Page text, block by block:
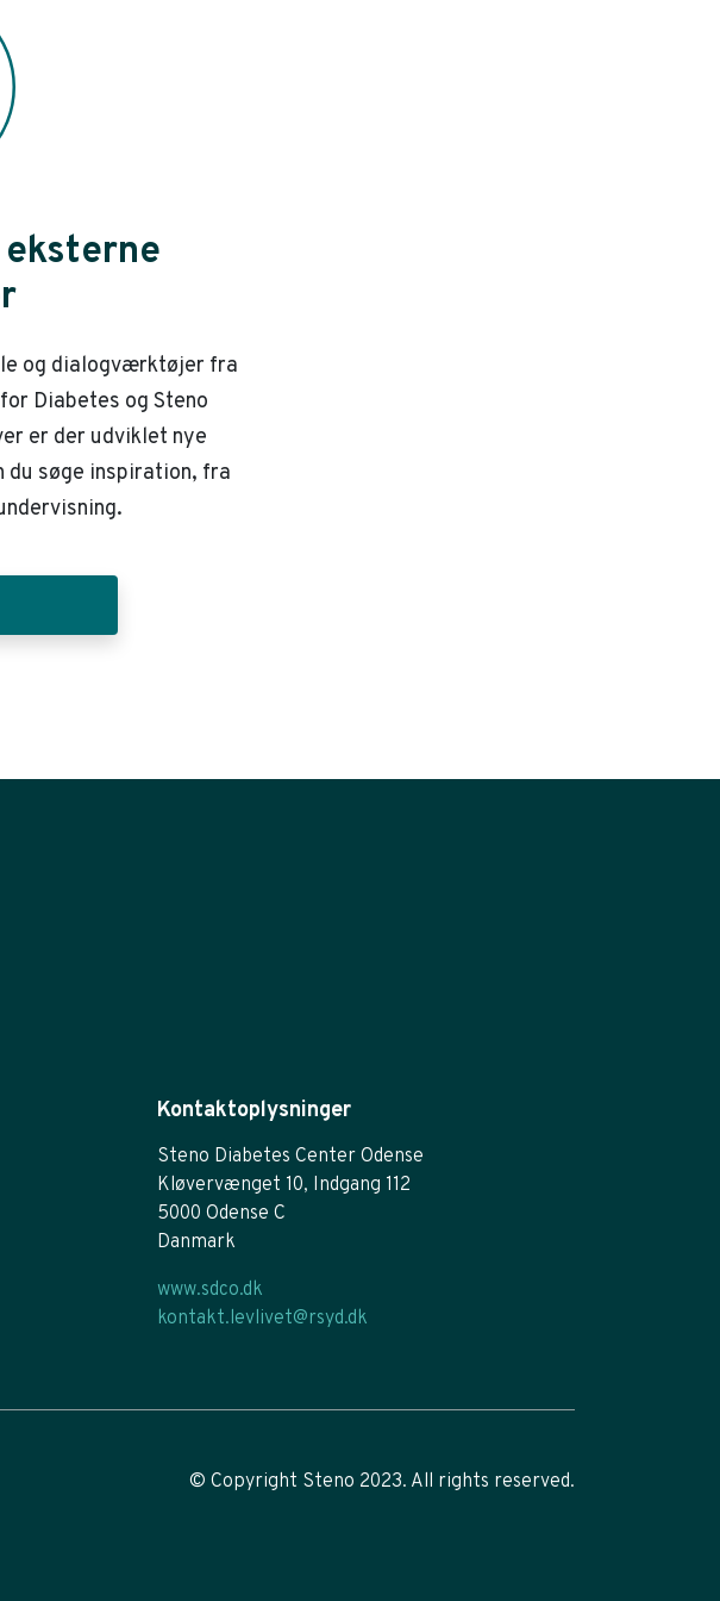
og dialogværktøjer fra
Diabetes og Steno
er der udviklet nye
søge inspiration, fra
Kontaktoplysninger
Steno Diabetes Center Odense
Kløvervænget 10, Indgang 112
5000 Odense C
Danmark
www.sdco.dk
kontakt.levlivet@rsyd.dk
© Copyright Steno 2023. All rights reserved.